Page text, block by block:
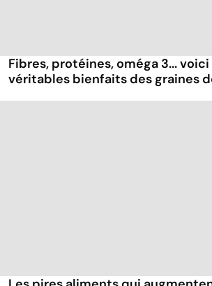
Fibres, protéines, oméga 3...
véritables bienfaits des graines